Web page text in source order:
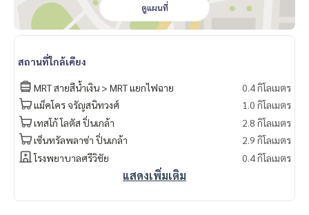
ดูแผนที่
สถานที่ใกล้เคียง
MRT สายสีน้ำเงิน > MRT แยกไฟฉาย
0.4 กิโลเมตร
แม็คโคร จรัญสนิทวงศ์
1.0 กิโลเมตร
เทสโก้ โลตัส ปิ่นเกล้า
2.8 กิโลเมตร
เซ็นทรัลพลาซ่า ปิ่นเกล้า
2.9 กิโลเมตร
โรงพยาบาลศรีวิชัย
0.4 กิโลเมตร
แสดงเพิ่มเติม